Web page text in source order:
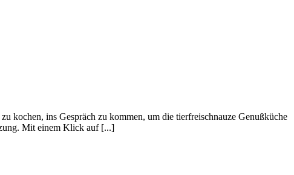
kochen, ins Gespräch zu kommen, um die tierfreischnauze Genußküche
Mit einem Klick auf [...]